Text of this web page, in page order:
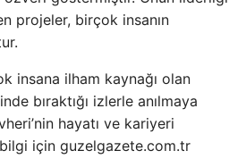
projeler, birçok insanın
insana ilham kaynağı olan
bıraktığı izlerle anılmaya
hayatı ve kariyeri
için guzelgazete.com.tr